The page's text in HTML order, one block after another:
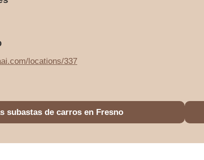
locations/337
subastas de carros en Fresno